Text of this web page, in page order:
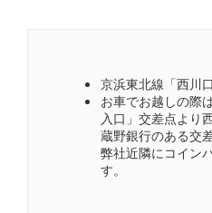
京浜東北線「西川
お車でお越しの際
入口」交差点より
蔵野銀行のある交
弊社近隣にコイン
す。